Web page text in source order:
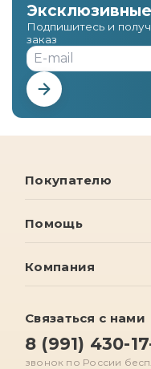
Подпишитесь и
заказ
Покупателю
Помощь
Компания
Связаться с нами
8 (991) 430-
звонок по России